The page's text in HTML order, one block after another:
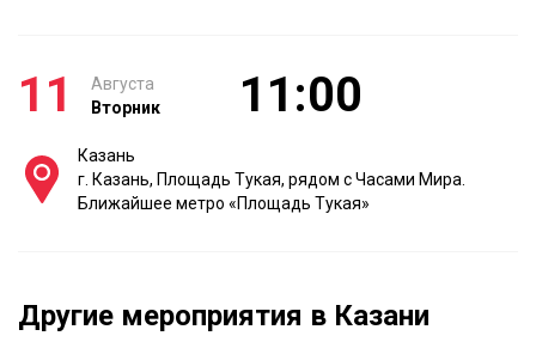
11
Августа
Вторник
11:00
Казань
г. Казань, Площадь Тукая, рядом с Часами Мира.
Ближайшее метро «Площадь Тукая»
Другие мероприятия в Казани